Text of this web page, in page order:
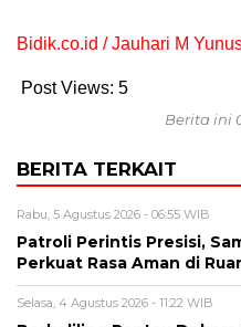
Bidik.co.id / Jauhari M
Post Views: 5
Berita ini
BERITA TERKAIT
Rabu, 5 Agustus 2026 - 06:55 WIB
Patroli Perintis Presisi,
Perkuat Rasa Aman di
Selasa, 4 Agustus 2026 - 11:22 WIB